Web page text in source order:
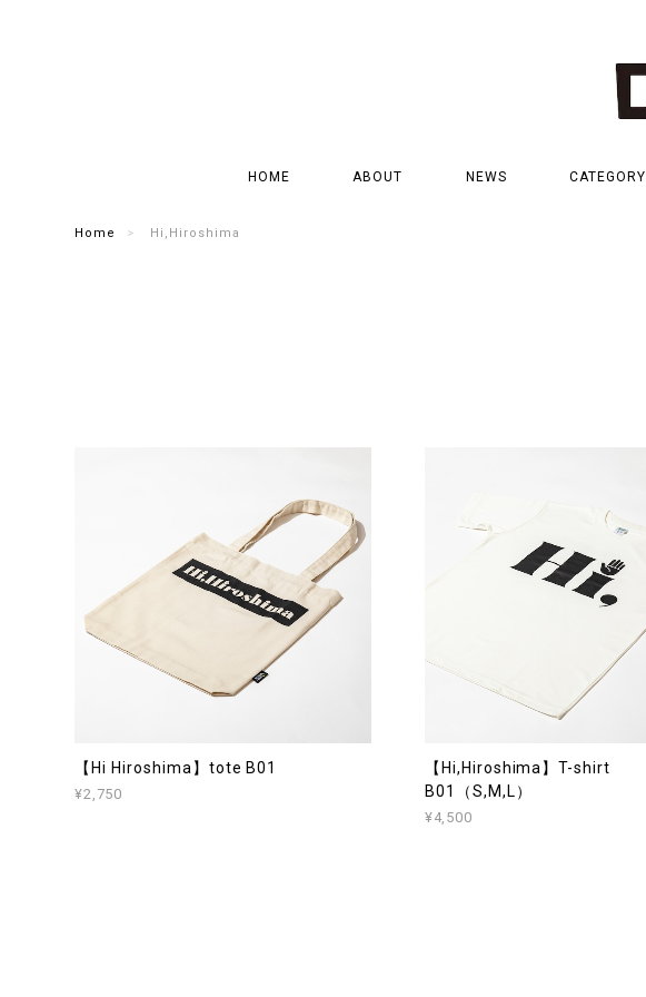
HOME ABOUT NEWS CATEGORY
Home Hi,Hiroshima
【Hi Hiroshima】tote B01
¥2,750
【Hi,Hiroshima】T-shirt
B01（S,M,L）
¥4,500